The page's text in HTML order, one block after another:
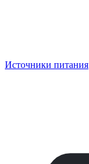
Источники питания